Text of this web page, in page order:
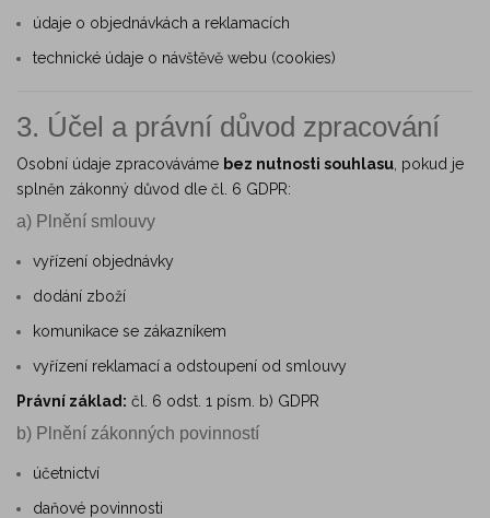
údaje o objednávkách a reklamacích
technické údaje o návštěvě webu (cookies)
3. Účel a právní důvod zpracování
Osobní údaje zpracováváme bez nutnosti souhlasu , pokud je
splněn zákonný důvod dle čl. 6 GDPR:
a) Plnění smlouvy
vyřízení objednávky
dodání zboží
komunikace se zákazníkem
vyřízení reklamací a odstoupení od smlouvy
Právní základ: čl. 6 odst. 1 písm. b) GDPR
b) Plnění zákonných povinností
účetnictví
daňové povinnosti